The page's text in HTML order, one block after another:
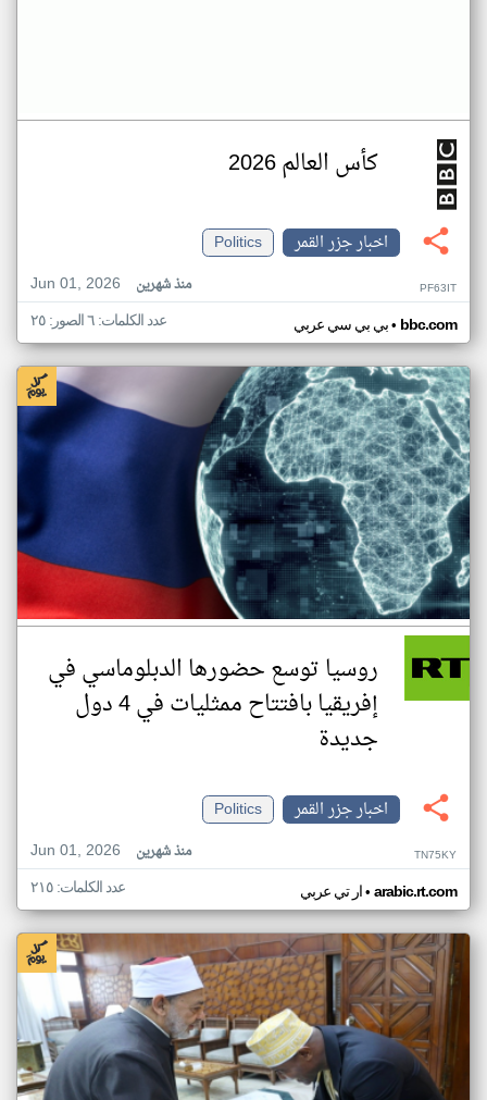
كأس العالم 2026
اخبار جزر القمر
Politics
Jun 01, 2026
منذ شهرين PF63IT
بي بي سي عربي• bbc.com عدد الكلمات: ٦ الصور: ٢٥
روسيا توسع حضورها الدبلوماسي في
إفريقيا بافتتاح ممثليات في 4 دول
جديدة
اخبار جزر القمر
Politics
Jun 01, 2026
منذ شهرين TN75KY
ار تي عربي• arabic.rt.com عدد الكلمات: ٢١٥